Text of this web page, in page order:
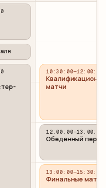
10:30:00—12:00:00
матчи
12:00:00—13:00:00
Обеденный
13:00:00—15:30:00
Финальные матчи